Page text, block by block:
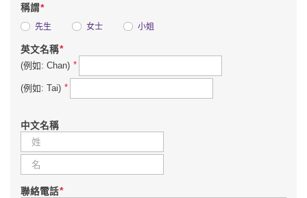
稱謂*
先生 女士 小姐
英文名稱*
(例如: Chan) *
(例如: Tai) *
中文名稱
聯絡電話*